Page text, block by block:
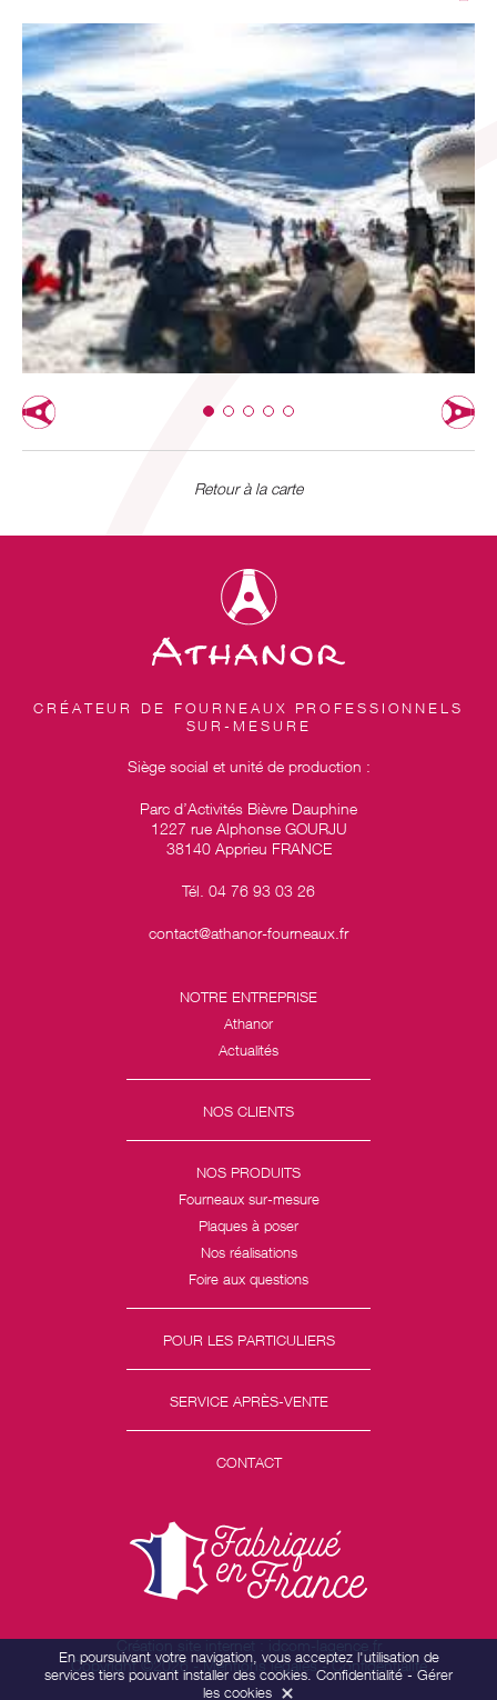
Retour à la carte
CRÉATEUR DE FOURNEAUX PROFESSIONNELS
SUR-MESURE
Siège social et unité de production :
Parc d’Activités Bièvre Dauphine
1227 rue Alphonse GOURJU
38140 Apprieu FRANCE
Tél. 04 76 93 03 26
contact@athanor-fourneaux.fr
NOTRE ENTREPRISE
Athanor
Actualités
NOS CLIENTS
NOS PRODUITS
Fourneaux sur-mesure
Plaques à poser
Nos réalisations
Foire aux questions
POUR LES PARTICULIERS
SERVICE APRÈS-VENTE
CONTACT
Création site internet : idcom-lagence.fr
Copyright ©2026 -Mentions légales-Confidentialité
En poursuivant votre navigation, vous acceptez l'utilisation de
services tiers pouvant installer des cookies. Confidentialité - Gérer
les cookies